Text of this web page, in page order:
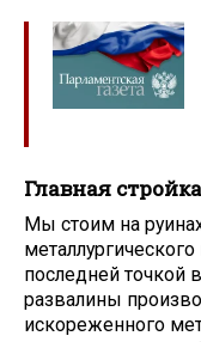
Главная
Мы стоим на
последней точкой
развалины
искореженного